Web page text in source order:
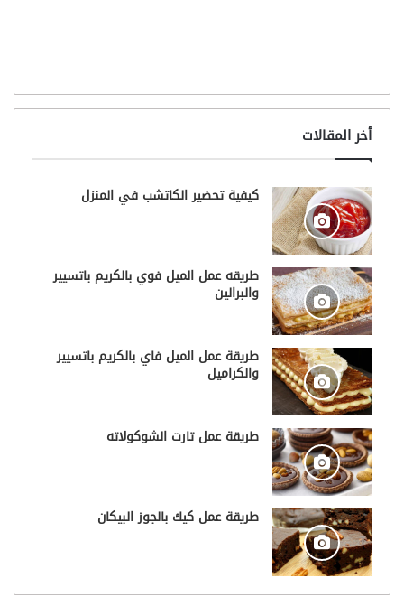
أخر المقالات
كيفية تحضير الكاتشب في المنزل
طريقه عمل الميل فوي بالكريم باتسيير
والبرالين
طريقة عمل الميل فاي بالكريم باتسيير
والكراميل
طريقة عمل تارت الشوكولاته
طريقة عمل كيك بالجوز البيكان